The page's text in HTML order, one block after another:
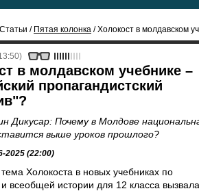
/ Пятая колонка / Холокост в молдавском
в молдавском учебнике –
пропагандистский
Дикусар: Почему в Молдове
выше уроков прошлого?
2025 (22:00)
Холокоста в новых учебниках по
всеобщей истории для 12 класса вызвала